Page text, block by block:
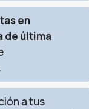
en
de última
a tus